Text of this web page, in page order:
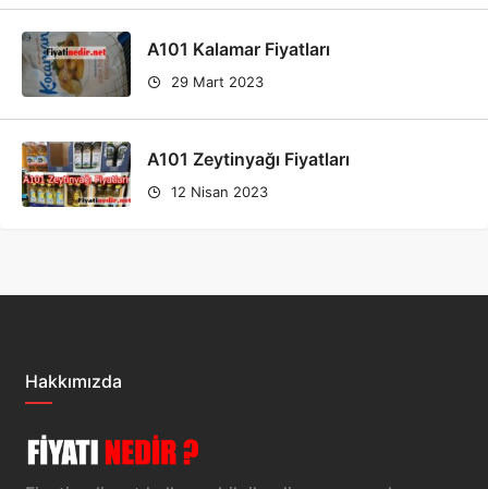
A101 Kalamar Fiyatları
29 Mart 2023
A101 Zeytinyağı Fiyatları
12 Nisan 2023
Hakkımızda